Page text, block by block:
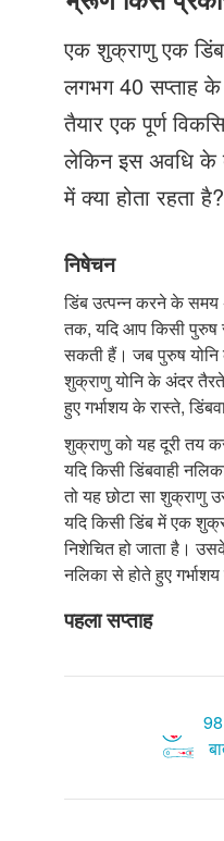
एक शुक्राणु एक
लगभग 40 सप्ताह
तैयार एक पूर्ण
लेकिन इस अवधि के
में क्या होता रहता है?
निषेचन
डिंब उत्पन्न करने के समय
तक, यदि आप किसी पुरुष
सकती हैं। जब पुरुष योनि
शुक्राणु योनि के अंदर तैरते
हुए गर्भाशय के रास्ते,
शुक्राणु को यह दूरी तय
यदि किसी डिंबवाही
तो यह छोटा सा शुक्राणु
यदि किसी डिंब में एक
निशेचित हो जाता है।
नलिका से होते हुए
पहला सप्ताह
98